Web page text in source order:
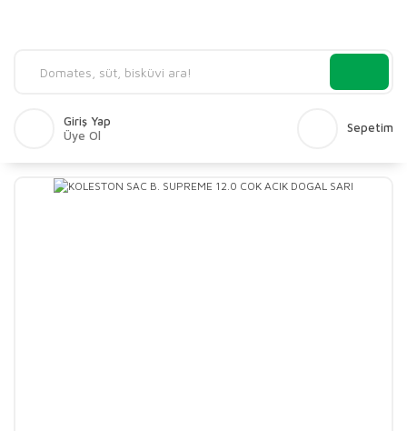
Giriş Yap
Üye Ol
Sepetim